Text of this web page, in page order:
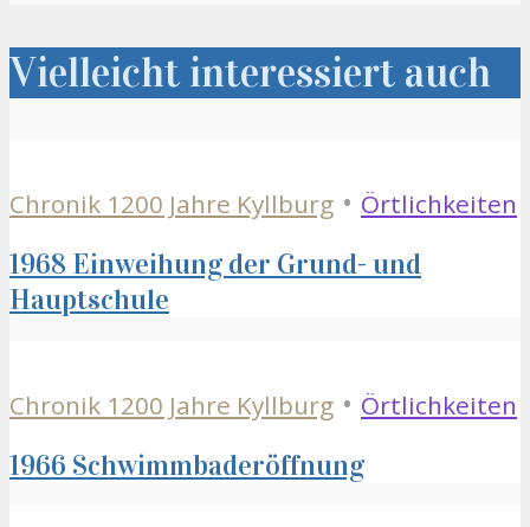
Vielleicht interessiert auch
Chronik 1200 Jahre Kyllburg • Örtlichkeiten
1968 Einweihung der Grund- und
Hauptschule
Chronik 1200 Jahre Kyllburg • Örtlichkeiten
1966 Schwimmbaderöffnung